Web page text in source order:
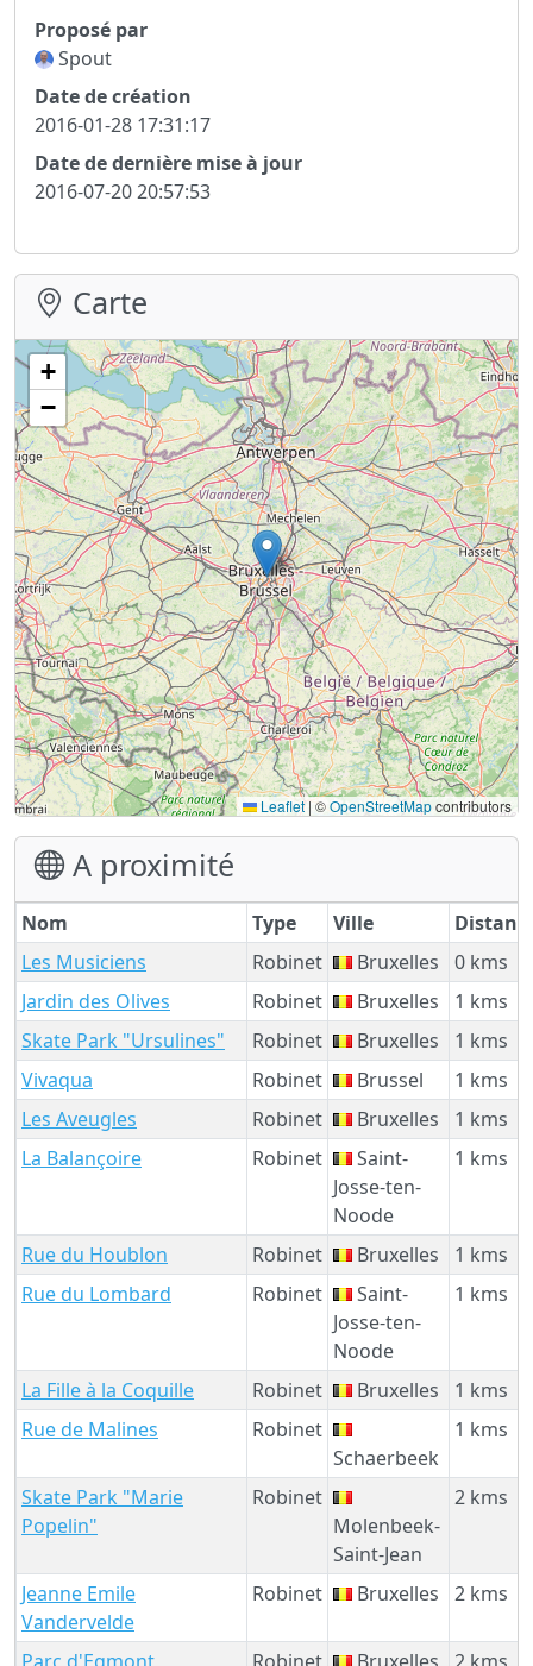
Proposé par
Spout
Date de création
2016-01-28 17:31:17
Date de dernière mise à jour
2016-07-20 20:57:53
Carte
+
−
Leaflet | ©OpenStreetMapcontributors
A proximité
Nom Type Ville
Les Musiciens
Robinet Bruxelles
0 kms
Jardin des Olives
Robinet Bruxelles
1 kms
Skate Park "Ursulines"
Robinet Bruxelles
1 kms
Vivaqua
Robinet Brussel
1 kms
Les Aveugles
Robinet Bruxelles
1 kms
La Balançoire
Robinet
Saint-
Josse-ten-
Noode
1 kms
Rue du Houblon Robinet Bruxelles
1 kms
Rue du Lombard
Robinet
Saint-
Josse-ten-
Noode
1 kms
La Fille à la Coquille Robinet Bruxelles
1 kms
Rue de Malines
Robinet
Schaerbeek
1 kms
Skate Park "Marie
Popelin"
Robinet
Molenbeek-
Saint-Jean
2 kms
Jeanne Emile
Vandervelde
Robinet Bruxelles 2 kms
Parc d'Egmont Robinet Bruxelles 2 kms